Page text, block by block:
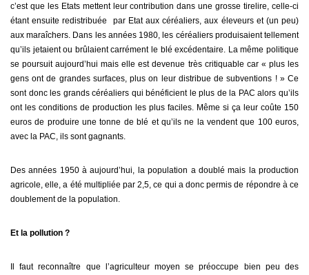
c’est que les Etats mettent leur contribution dans une grosse tirelire, celle-ci
étant ensuite redistribuée par Etat aux céréaliers, aux éleveurs et (un peu)
aux maraîchers. Dans les années 1980, les céréaliers produisaient tellement
qu’ils jetaient ou brûlaient carrément le blé excédentaire. La même politique
se poursuit aujourd’hui mais elle est devenue très critiquable car « plus les
gens ont de grandes surfaces, plus on leur distribue de subventions ! » Ce
sont donc les grands céréaliers qui bénéficient le plus de la PAC alors qu’ils
ont les conditions de production les plus faciles. Même si ça leur coûte 150
euros de produire une tonne de blé et qu’ils ne la vendent que 100 euros,
avec la PAC, ils sont gagnants.
Des années 1950 à aujourd’hui, la population a doublé mais la production
agricole, elle, a été multipliée par 2,5, ce qui a donc permis de répondre à ce
doublement de la population.
Et la pollution ?
Il faut reconnaître que l’agriculteur moyen se préoccupe bien peu des